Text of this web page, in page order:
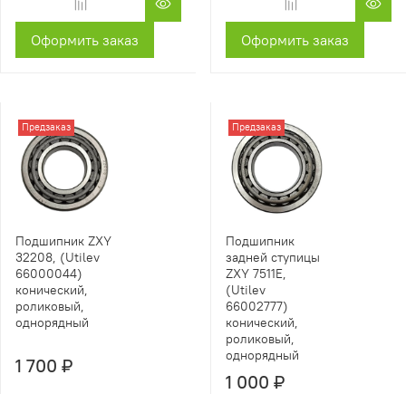
Оформить заказ Оформить заказ
Предзаказ
Подшипник ZXY
32208, (Utilev
66000044)
конический,
роликовый,
однорядный
1 700 ₽
Предзаказ
Подшипник
задней ступицы
ZXY 7511E,
(Utilev
66002777)
конический,
роликовый,
однорядный
1 000 ₽